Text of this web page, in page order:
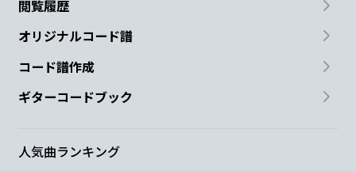
閲覧履歴
オリジナルコード譜
コード譜作成
ギターコードブック
人気曲ランキング